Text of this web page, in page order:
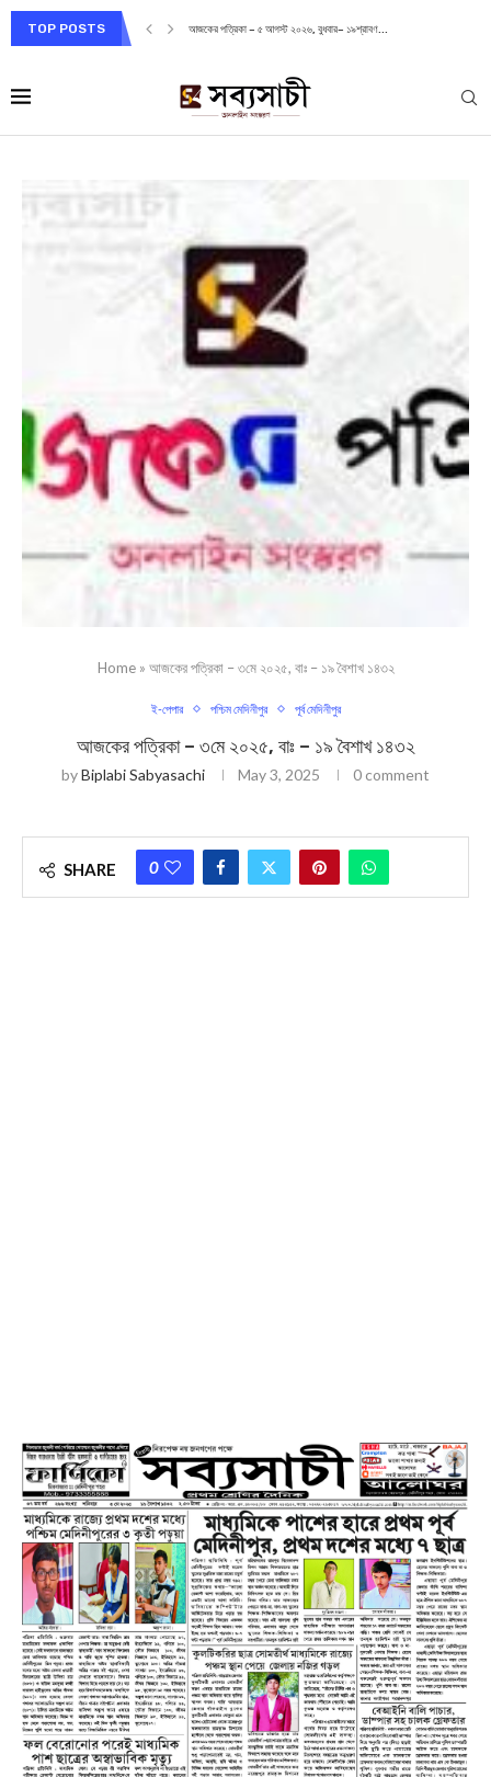
TOP POSTS আজকের পত্রিকা – ৫ আগস্ট ২০২৬, বুধবার– ১৯শ্রাবণ...
Home» আজকের পত্রিকা – ৩মে ২০২৫, বাঃ – ১৯ বৈশাখ ১৪৩২
ই-পেপার পশ্চিম মেদিনীপুর পূর্ব মেদিনীপুর
আজকের পত্রিকা – ৩মে ২০২৫, বাঃ – ১৯ বৈশাখ ১৪৩২
byBiplabi Sabyasachi May 3, 2025 0 comment
SHARE 0